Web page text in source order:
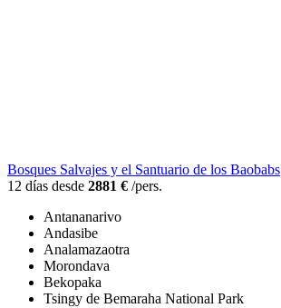
Bosques Salvajes y el Santuario de los Baobabs
12 días desde 2881 € /pers.
Antananarivo
Andasibe
Analamazaotra
Morondava
Bekopaka
Tsingy de Bemaraha National Park